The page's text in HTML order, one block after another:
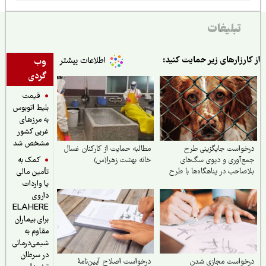
تبلیغات
وب
گردی
قیمت
بلیط اتوبوس
به مرزهای
غربی کشور
مشخص شد
کمک به
تأمین مالی
یا واردات
داروی
ELAHERE
برای بیماران
مقاوم به
شیمی‌درمانی
در سرطان
زیر حمایت کنید:
جایگزینی طرح
و دپوی سگ‌های
در پناهگاه‌ها با طرح
و فرهنگسازی عمومی
مطالبه حمایت از کارکنان غسال
خانه بهشت زهرا(س)
مجازی شدن
درخواست اصلاح آیین‌نامهٔ